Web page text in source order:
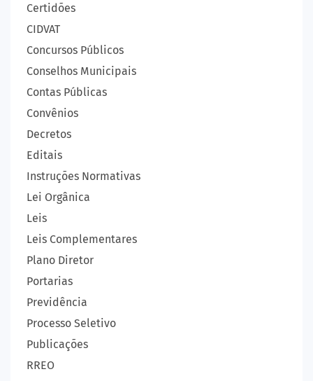
Certidões
CIDVAT
Concursos Públicos
Conselhos Municipais
Contas Públicas
Convênios
Decretos
Editais
Instruções Normativas
Lei Orgânica
Leis
Leis Complementares
Plano Diretor
Portarias
Previdência
Processo Seletivo
Publicações
RREO